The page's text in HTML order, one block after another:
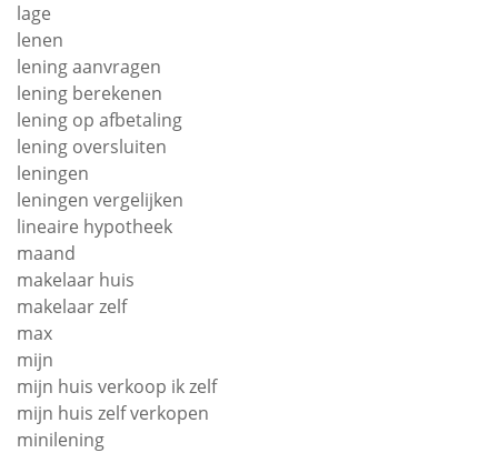
lage
lenen
lening aanvragen
lening berekenen
lening op afbetaling
lening oversluiten
leningen
leningen vergelijken
lineaire hypotheek
maand
makelaar huis
makelaar zelf
max
mijn
mijn huis verkoop ik zelf
mijn huis zelf verkopen
minilening